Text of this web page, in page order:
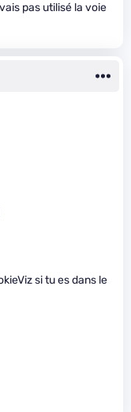
pas utilisé la voie
si tu es dans le